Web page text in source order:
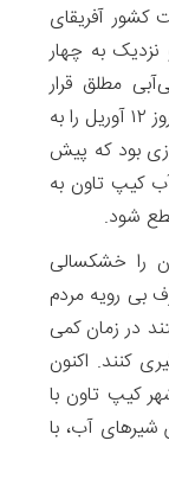
کشور آفریقای
به چهار
مطلق قرار
گرفتند. کمبود آب به جائی رسید که دولت روز ۱۲ آوریل را به
بود که پیش
کیپ تاون به
شود.
را خشکسالی
بی رویه مردم
در زمان کمی
کنند. اکنون
شهر کیپ تاون با
شیرهای آب، با